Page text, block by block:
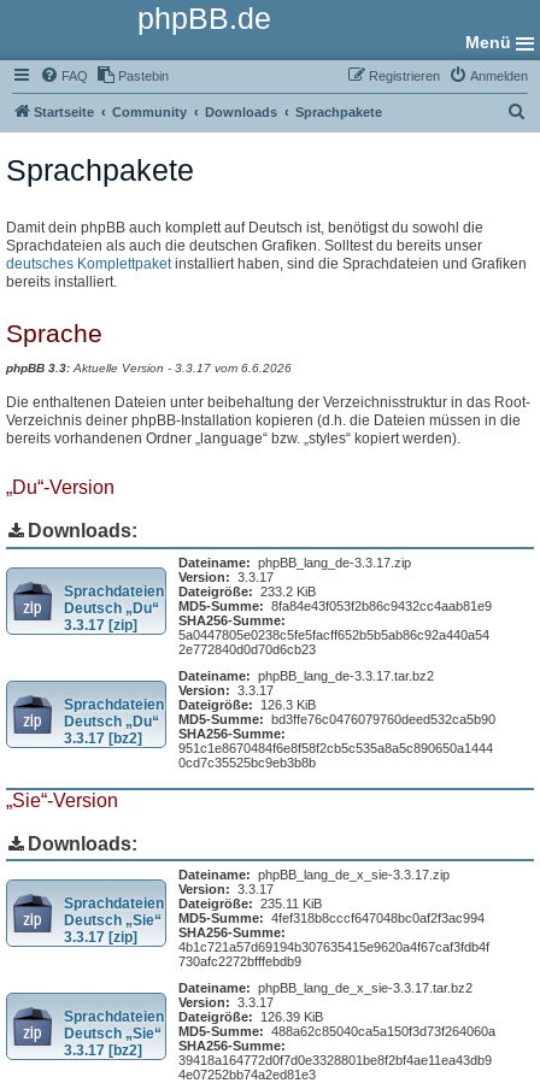
phpBB.de
Menü
FAQ Pastebin Anmelden
Registrieren
Startseite Community Downloads Sprachpakete
Sprachpakete
Damit dein phpBB auch komplett auf Deutsch ist, benötigst du sowohl die
Sprachdateien als auch die deutschen Grafiken. Solltest du bereits unser
deutsches Komplettpaketinstalliert haben, sind die Sprachdateien und Grafiken
bereits installiert.
Sprache
phpBB 3.3:Aktuelle Version - 3.3.17 vom 6.6.2026
Die enthaltenen Dateien unter beibehaltung der Verzeichnisstruktur in das Root-
Verzeichnis deiner phpBB-Installation kopieren (d.h. die Dateien müssen in die
bereits vorhandenen Ordner „language“ bzw. „styles“ kopiert werden).
„Du“-Version
Downloads:
Sprachdateien
Deutsch „Du“
3.3.17 [zip]
Dateiname: phpBB_lang_de-3.3.17.zip
Version: 3.3.17
Dateigröße: 233.2 KiB
MD5-Summe: 8fa84e43f053f2b86c9432cc4aab81e9
SHA256-Summe:
5a0447805e0238c5fe5facff652b5b5ab86c92a440a54
2e772840d0d70d6cb23
Sprachdateien
Deutsch „Du“
3.3.17 [bz2]
Dateiname: phpBB_lang_de-3.3.17.tar.bz2
Version: 3.3.17
Dateigröße:
126.3 KiB
MD5-Summe: bd3ffe76c0476079760deed532ca5b90
SHA256-Summe:
951c1e8670484f6e8f58f2cb5c535a8a5c890650a1444
0cd7c35525bc9eb3b8b
„Sie“-Version
Downloads:
Sprachdateien
Deutsch „Sie“
3.3.17 [zip]
Dateiname: phpBB_lang_de_x_sie-3.3.17.zip
Version: 3.3.17
Dateigröße: 235.11 KiB
MD5-Summe: 4fef318b8cccf647048bc0af2f3ac994
SHA256-Summe:
4b1c721a57d69194b307635415e9620a4f67caf3fdb4f
730afc2272bfffebdb9
Sprachdateien
Deutsch „Sie“
3.3.17 [bz2]
Dateiname: phpBB_lang_de_x_sie-3.3.17.tar.bz2
Version: 3.3.17
Dateigröße:
126.39 KiB
MD5-Summe: 488a62c85040ca5a150f3d73f264060a
SHA256-Summe:
39418a164772d0f7d0e3328801be8f2bf4ae11ea43db9
4e07252bb74a2ed81e3